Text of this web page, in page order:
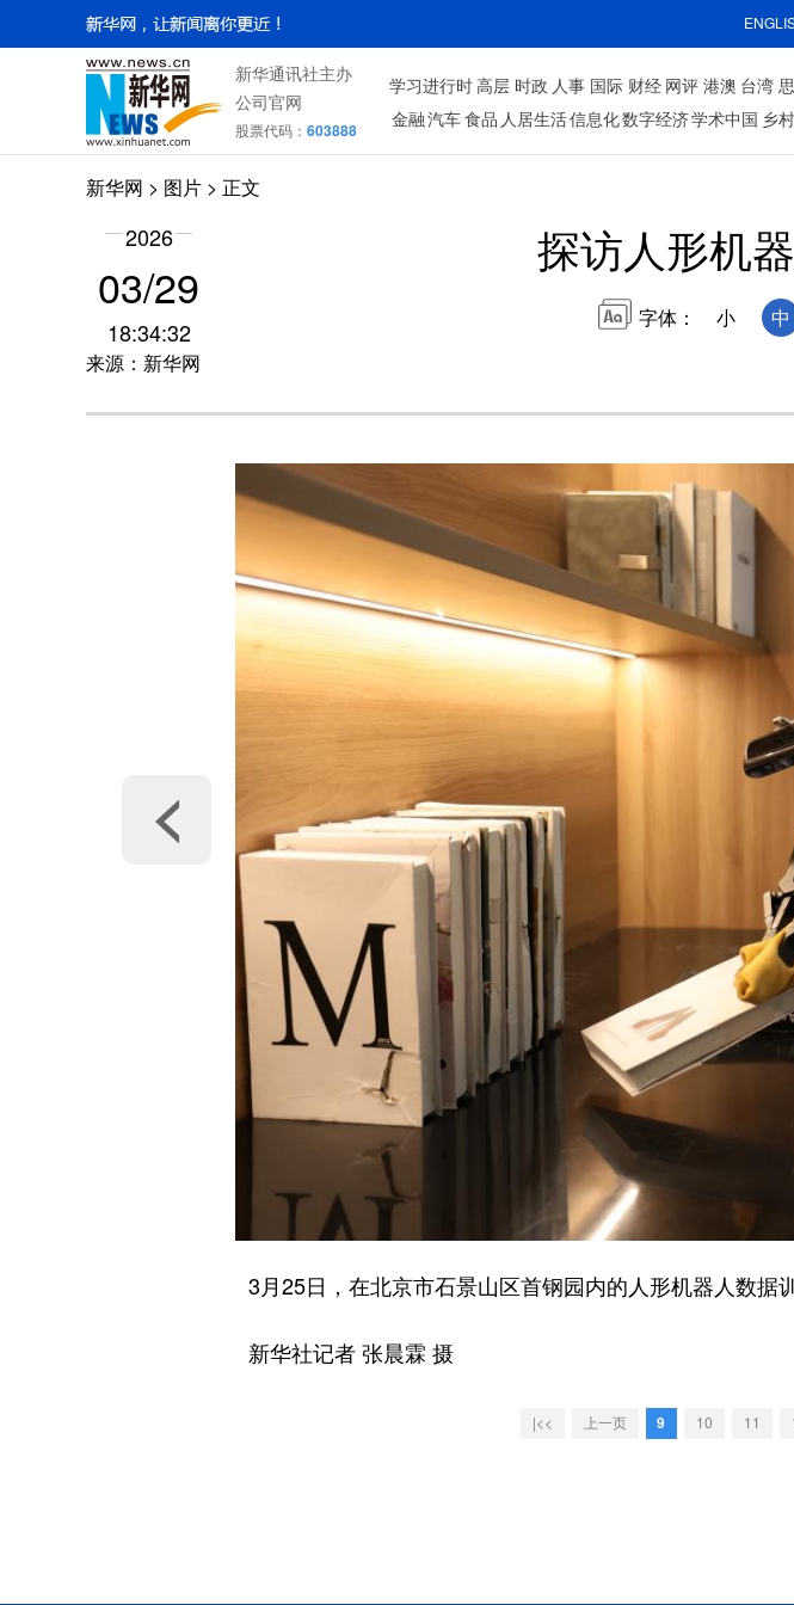
新华通讯社主办
公司官网
股票代码： 603888
学习进行时 高层 时政 人事 国际 财经 网评 港澳 台湾
金融 汽车 食品 人居生活信息化数字经济学术中国 乡
新华网 > 图片 > 正文
2026
03/29
18:34:32
来源：新华网
探访人形机
字体： 小 中
3月25日，在北京市石景山区首钢园内的人形机器人数据训
新华社记者 张晨霖 摄
|<< 上一页 9 10 11